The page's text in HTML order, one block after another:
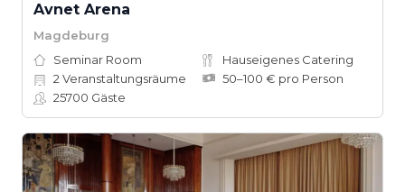
Avnet Arena
Magdeburg
Seminar Room
Hauseigenes Catering
2 Veranstaltungsräume
50–100 € pro Person
25700 Gäste